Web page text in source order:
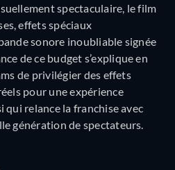
spectaculaire, le film
effets spéciaux
sonore inoubliable signée
de ce budget s’explique en
de privilégier des effets
pour une expérience
qui relance la franchise avec
génération de spectateurs.